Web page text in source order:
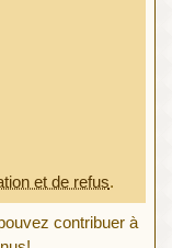
et de refus.
contribuer à